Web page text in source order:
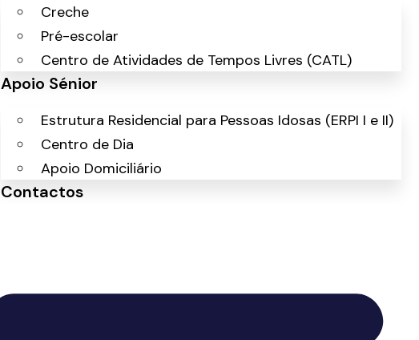
Creche
Pré-escolar
Centro de Atividades de Tempos Livres (CATL)
Apoio Sénior
Estrutura Residencial para Pessoas Idosas (ERPI I e II)
Centro de Dia
Apoio Domiciliário
Contactos